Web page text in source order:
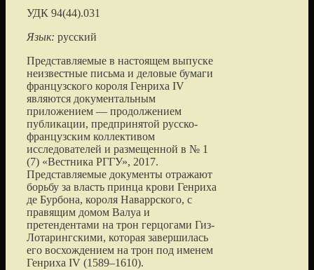
УДК 94(44).031
Язык: русский
Представляемые в настоящем выпуске
неизвестные письма и деловые бумаги
французского короля Генриха IV
являются документальным
приложением — продолжением
публикации, предпринятой русско-
французским коллективом
исследователей и размещенной в № 1
(7) «Вестника РГГУ», 2017.
Представляемые документы отражают
борьбу за власть принца крови Генриха
де Бурбона, короля Наваррского, с
правящим домом Валуа и
претендентами на трон герцогами Гиз-
Лотарингскими, которая завершилась
его восхождением на трон под именем
Генриха IV (1589–1610).